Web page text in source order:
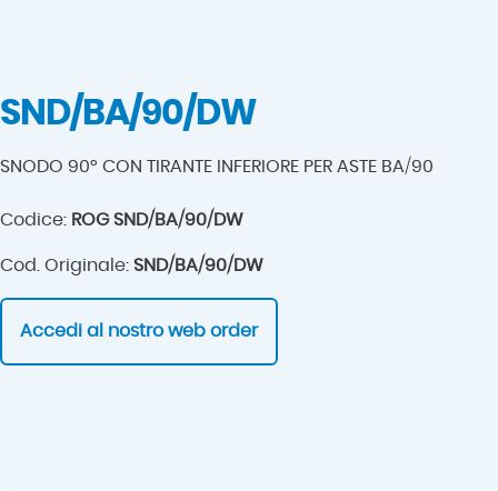
SND/BA/90/DW
SNODO 90° CON TIRANTE INFERIORE PER ASTE BA/90
Codice: ROG SND/BA/90/DW
Cod. Originale: SND/BA/90/DW
Accedi al nostro web order